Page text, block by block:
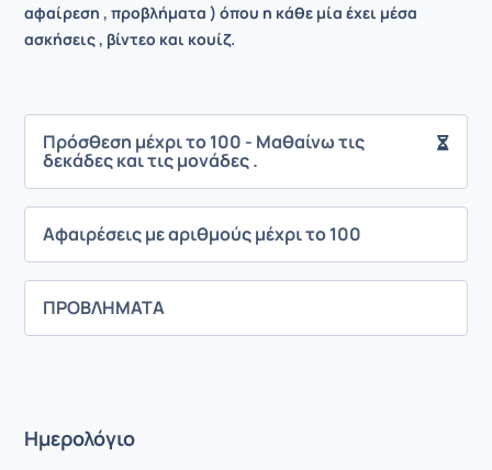
αφαίρεση , προβλήματα ) όπου η κάθε μία έχει μέσα
ασκήσεις , βίντεο και κουίζ.
Πρόσθεση μέχρι το 100 - Μαθαίνω τις
δεκάδες και τις μονάδες .
Αφαιρέσεις με αριθμούς μέχρι το 100
ΠΡΟΒΛΗΜΑΤΑ
Ημερολόγιο